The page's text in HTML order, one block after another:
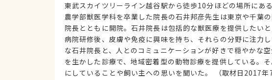
東武スカイツリーライン越谷駅から徒歩10分ほどの場所にあ
農学部獣医学科を卒業した院長の石井邦彦先生は東京や千葉
院長とともに開院。石井院長は包括的な獣医療を提供したい
病院研修後、皮膚や免疫に興味を持ち、それらの分野に注力
な石井院長と、人とのコミュニケーションが好きで穏やかな
を生かした診療で、地域密着型の動物診療を提供している。
にしていることや飼い主への思いを聞いた。 （取材日2017年